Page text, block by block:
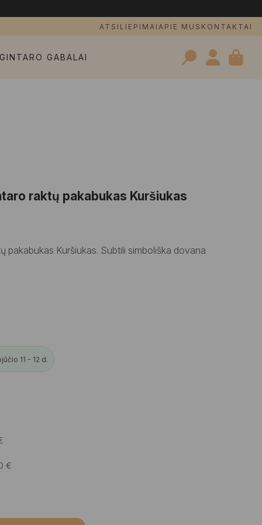
ATSILIEPIMAI APIE MUS KONTAKTAI
GINTARO GABALAI
raktų pakabukas Kuršiukas
pakabukas Kuršiukas. Subtili simboliška dovana
11 - 12 d.
€